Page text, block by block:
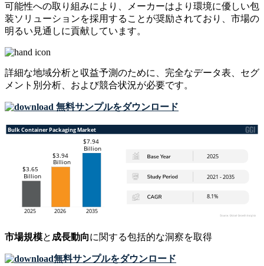
可能性への取り組みにより、メーカーはより環境に優しい包
装ソリューションを採用することが奨励されており、市場の
明るい見通しに貢献しています。
詳細な地域分析と収益予測のために、 完全なデータ表、セグ
メント別分析、および競合状況が必要です。
無料サンプルをダウンロード
市場規模と 成長動向に関する包括的な洞察を取得
無料サンプルをダウンロード